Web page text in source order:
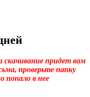
скачивание придет вам
проверьте папку
в нее